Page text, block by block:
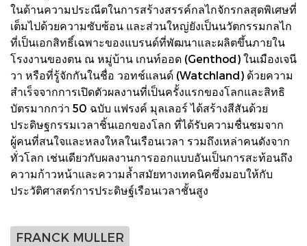
ในด้านความประณีตในการสร้างสรรค์กลไกจักรกลสุดพิเศษที่
เต็มไปด้วยความซับซ้อน และส่วนใหญ่ยังเป็นนวัตกรรมกลไก
ที่เป็นเอกสิทธิ์เฉพาะของแบรนด์ที่พัฒนาและผลิตขึ้นภายใน
โรงงานของตน ณ หมู่บ้าน เกนท์ออด (Genthod) ในเมืองเจนี
วา หรือที่รู้จักกันในชื่อ วอทช์แลนด์ (Watchland) ด้วยความ
สำเร็จจากการเปิดตัวผลงานที่เป็นครั้งแรกของโลกและสิทธิ
บัตรมากกว่า 50 ฉบับ แฟรงค์ มุลเลอร์ ได้สร้างสีสันด้วย
ประดิษฐกรรมเวลาชิ้นเอกของโลก ที่ได้รับความชื่นชมจาก
ผู้คนที่สนใจและหลงใหลในเรือนเวลา รวมถึงเหล่าคนดังจาก
ทั่วโลก เช่นเดียวกับผลงานการออกแบบอันเป็นการสะท้อนถึง
ความก้าวหน้าและความล้ำสมัยทางเทคนิคซึ่งมอบให้กับ
ประวัติศาสตร์การประดิษฐ์เรือนเวลาชั้นสูง
FRANCK MULLER